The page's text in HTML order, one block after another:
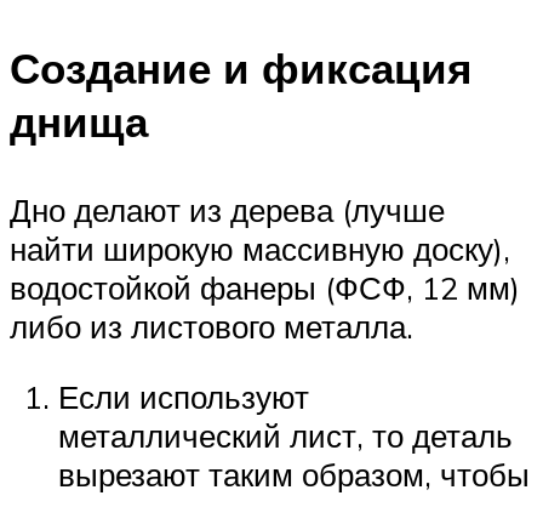
Создание и фиксация
днища
Дно делают из дерева (лучше
найти широкую массивную доску),
водостойкой фанеры (ФСФ, 12 мм)
либо из листового металла.
Если используют
металлический лист, то деталь
вырезают таким образом, чтобы